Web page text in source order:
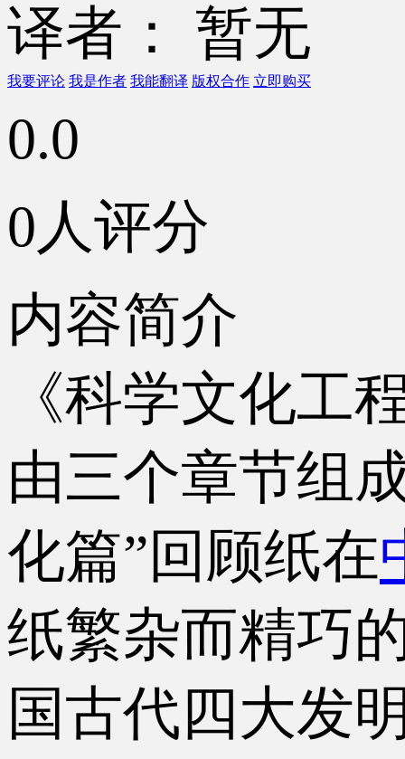
译者： 暂无
我要评论 我是作者 我能翻译 版权合作 立即购买
0.0
0人评分
内容简介
《科学文化工
由三个章节组
化篇”回顾纸在
纸繁杂而精巧
国古代四大发